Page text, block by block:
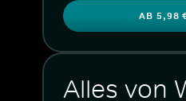
AB 5,98
Alles von